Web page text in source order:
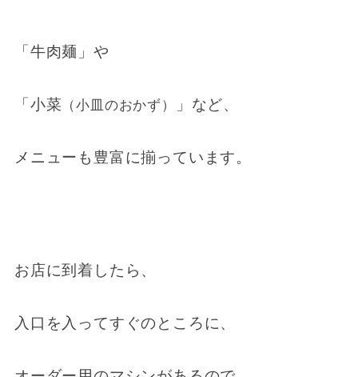
「牛肉麺」や
「小菜 （小皿のおかず） 」など、
メニューも豊富に揃っています。
お店に到着したら、
入口を入ってすぐのところに、